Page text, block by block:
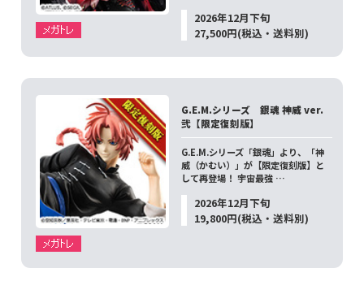
2026年12月下旬
27,500円(税込・送料別)
G.E.M.シリーズ 銀魂 神威 ver.
弐【限定復刻版】
G.E.M.シリーズ「銀魂」より、「神
威（かむい）」が【限定復刻版】と
して再登場！ 宇宙最強 …
2026年12月下旬
19,800円(税込・送料別)